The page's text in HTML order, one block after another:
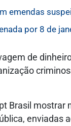
emendas
por 8 de
de
Brasil mostrar
enviadas